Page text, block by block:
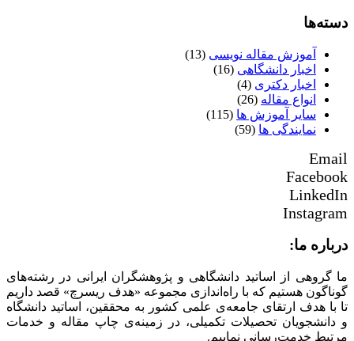
دسته‌ها
آموزش مقاله نویسی (13)
اخبار دانشگاهی (16)
اخبار دکتری (4)
انواع مقاله (26)
سایر آموزش ها (115)
نمایندگی ها (59)
Email
Facebook
LinkedIn
Instagram
درباره ما:
ما گروهی از اساتید دانشگاهی و پژوهشگران ایرانی در رشته‌های
گوناگون هستیم که با راه‌اندازی مجموعه «هدف ریسرچ» قصد داریم
تا با هدف ارتقای جامعه‌ی علمی کشور به محققین، اساتید دانشگاه
و دانشجویان تحصیلات تکمیلی، در زمینه‌ی چاپ مقاله و خدمات
مرتبط خدمت‌رسانی نماییم.